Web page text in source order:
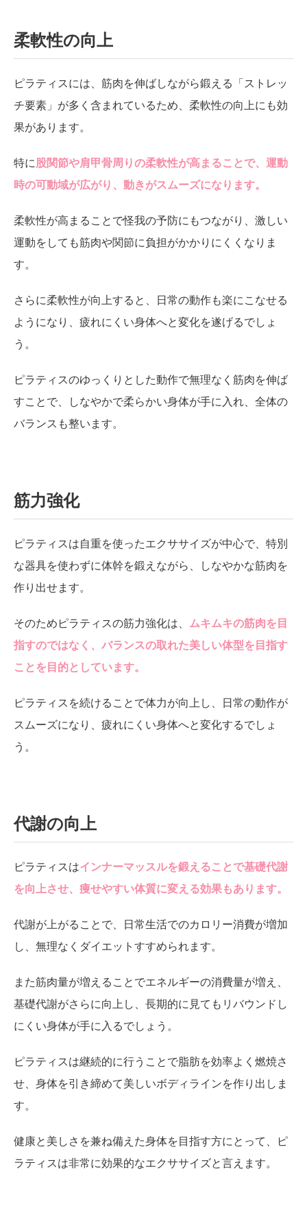
柔軟性の向上
ピラティスには、筋肉を伸ばしながら鍛える「ストレッ
チ要素」が多く含まれているため、柔軟性の向上にも効
果があります。
特に 股関節や肩甲骨周りの柔軟性が高まることで、運動
時の可動域が広がり、動きがスムーズになります。
柔軟性が高まることで怪我の予防にもつながり、激しい
運動をしても筋肉や関節に負担がかかりにくくなりま
す。
さらに柔軟性が向上すると、日常の動作も楽にこなせる
ようになり、疲れにくい身体へと変化を遂げるでしょ
う。
ピラティスのゆっくりとした動作で無理なく筋肉を伸ば
すことで、しなやかで柔らかい身体が手に入れ、全体の
バランスも整います。
筋力強化
ピラティスは自重を使ったエクササイズが中心で、特別
な器具を使わずに体幹を鍛えながら、しなやかな筋肉を
作り出せます。
そのためピラティスの筋力強化は、 ムキムキの筋肉を目
指すのではなく、バランスの取れた美しい体型を目指す
ことを目的としています。
ピラティスを続けることで体力が向上し、日常の動作が
スムーズになり、疲れにくい身体へと変化するでしょ
う。
代謝の向上
ピラティスはインナーマッスルを鍛えることで基礎代謝
を向上させ、痩せやすい体質に変える効果もあります。
代謝が上がることで、日常生活でのカロリー消費が増加
し、無理なくダイエットすすめられます。
また筋肉量が増えることでエネルギーの消費量が増え、
基礎代謝がさらに向上し、長期的に見てもリバウンドし
にくい身体が手に入るでしょう。
ピラティスは継続的に行うことで脂肪を効率よく燃焼さ
せ、身体を引き締めて美しいボディラインを作り出しま
す。
健康と美しさを兼ね備えた身体を目指す方にとって、ピ
ラティスは非常に効果的なエクササイズと言えます。